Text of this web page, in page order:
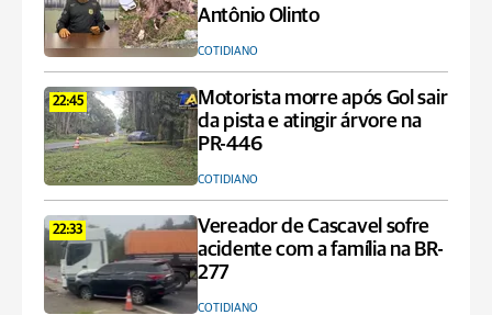
Antônio Olinto
COTIDIANO
22:45
Motorista morre após Gol sair
da pista e atingir árvore na
PR-446
COTIDIANO
22:33
Vereador de Cascavel sofre
acidente com a família na BR-
277
COTIDIANO